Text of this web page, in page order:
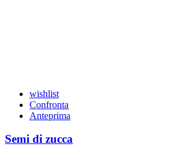
wishlist
Confronta
Anteprima
Semi di zucca